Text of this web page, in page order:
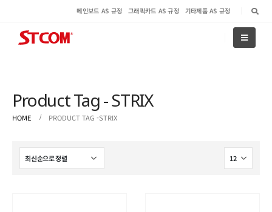
메인보드 AS 규정 그래픽카드 AS 규정 기타제품 AS 규정
Product Tag - STRIX
HOME PRODUCT TAG -STRIX